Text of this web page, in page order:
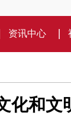
资讯中心
化和文